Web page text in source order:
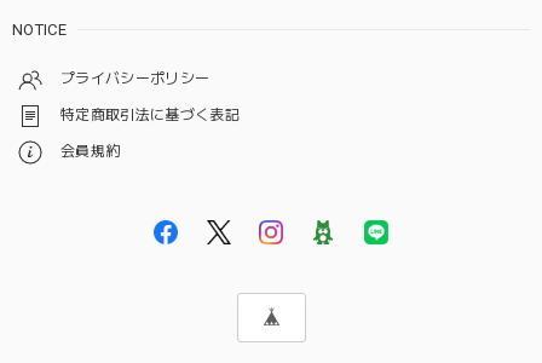
NOTICE
プライバシーポリシー
特定商取引法に基づく表記
会員規約